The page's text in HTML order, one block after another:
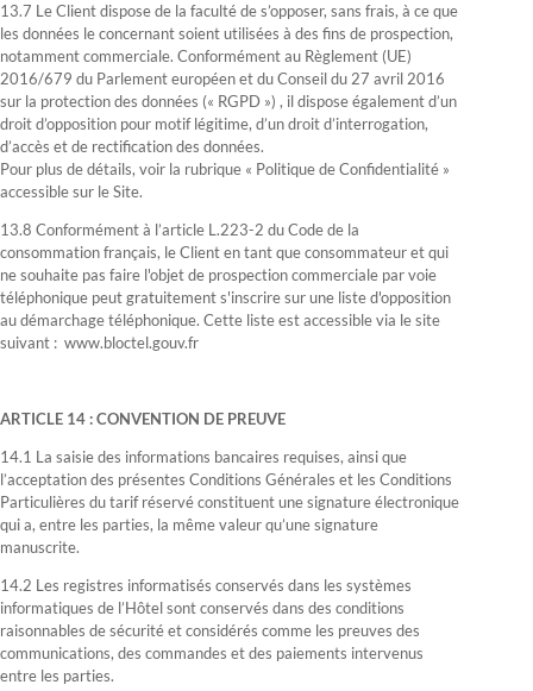
13.7 Le Client dispose de la faculté de s’opposer, sans frais, à ce que
les données le concernant soient utilisées à des fins de prospection,
notamment commerciale. Conformément au Règlement (UE)
2016/679 du Parlement européen et du Conseil du 27 avril 2016
sur la protection des données (« RGPD ») , il dispose également d’un
droit d’opposition pour motif légitime, d’un droit d’interrogation,
d’accès et de rectification des données.
Pour plus de détails, voir la rubrique « Politique de Confidentialité »
accessible sur le Site.
13.8 Conformément à l’article L.223-2 du Code de la
consommation français, le Client en tant que consommateur et qui
ne souhaite pas faire l'objet de prospection commerciale par voie
téléphonique peut gratuitement s'inscrire sur une liste d'opposition
au démarchage téléphonique. Cette liste est accessible via le site
suivant : www.bloctel.gouv.fr
ARTICLE 14 : CONVENTION DE PREUVE
14.1 La saisie des informations bancaires requises, ainsi que
l’acceptation des présentes Conditions Générales et les Conditions
Particulières du tarif réservé constituent une signature électronique
qui a, entre les parties, la même valeur qu’une signature
manuscrite.
14.2 Les registres informatisés conservés dans les systèmes
informatiques de l’Hôtel sont conservés dans des conditions
raisonnables de sécurité et considérés comme les preuves des
communications, des commandes et des paiements intervenus
entre les parties.